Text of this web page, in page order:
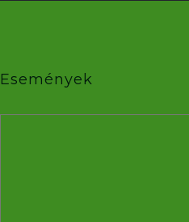
Események